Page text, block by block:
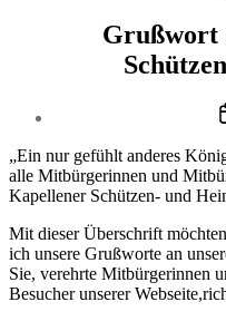
Grußwort
„Ein nur gefühlt anderes
alle Mitbürgerinnen und
Kapellener Schützen- und
Mit dieser Überschrift
ich unsere Grußworte an
Sie, verehrte Mitbürgerinnen
Besucher unserer